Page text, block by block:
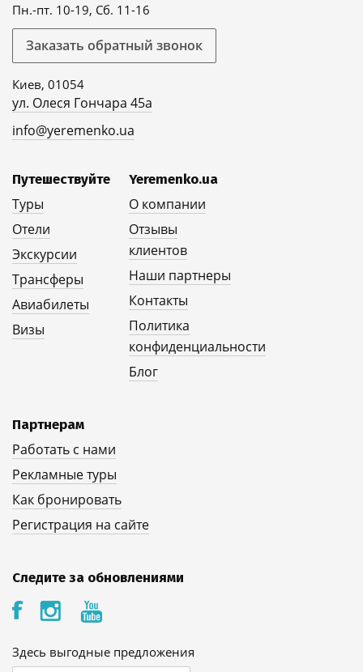
Пн.-пт. 10-19, Сб. 11-16
Заказать обратный звонок
Киев, 01054
ул. Олеся Гончара 45а
info@yeremenko.ua
Путешествуйте
Туры
Отели
Экскурсии
Трансферы
Авиабилеты
Визы
Yeremenko.ua
О компании
Отзывы
клиентов
Наши партнеры
Контакты
Политика
конфиденциальности
Блог
Партнерам
Работать с нами
Рекламные туры
Как бронировать
Регистрация на сайте
Следите за обновлениями
Здесь выгодные предложения